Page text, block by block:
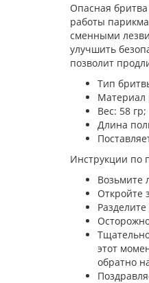
Опасная
работы
сменными
улучшить
позволит
Тип
Материал
Вес: 58 гр;
Длина
Инструкции по
Возьмите
Откройте
этот
обратно